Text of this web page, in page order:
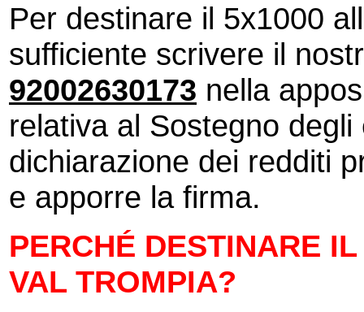
Per destinare il 5x1000
sufficiente scrivere il
92002630173 nella
relativa al Sostegno
dichiarazione dei redditi
e apporre la firma.
PERCHÉ DESTINARE
VAL TROMPIA?